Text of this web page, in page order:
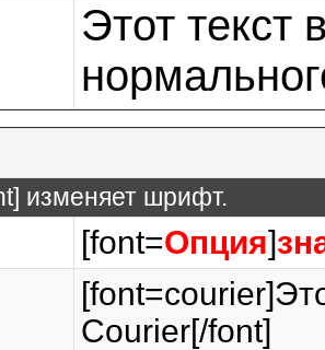
Этот текст
изменяет шрифт.
[font=Опция]
Courier[/font]